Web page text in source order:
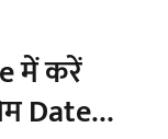
में करें
Date…